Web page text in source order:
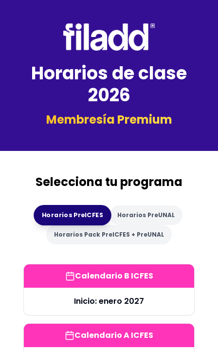
Horarios de clase
2026
Membresía Premium
Selecciona tu programa
Horarios PreICFES Horarios PreUNAL
Horarios Pack PreICFES + PreUNAL
Calendario B ICFES
Inicio:enero 2027
Calendario A ICFES